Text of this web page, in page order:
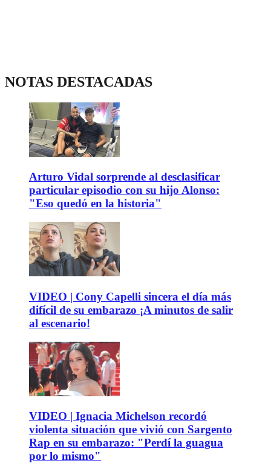
NOTAS DESTACADAS
Arturo Vidal sorprende al desclasificar
particular episodio con su hijo Alonso:
"Eso quedó en la historia"
VIDEO | Cony Capelli sincera el día más
difícil de su embarazo ¡A minutos de salir
al escenario!
VIDEO | Ignacia Michelson recordó
violenta situación que vivió con Sargento
Rap en su embarazo: "Perdí la guagua
por lo mismo"